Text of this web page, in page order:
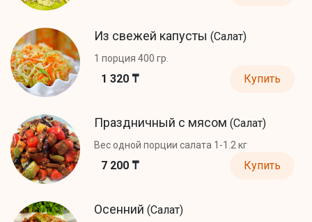
Из свежей капусты (Салат)
1 порция 400 гр.
1 320 ₸ Купить
Праздничный с мясом (Салат)
Вес одной порции салата 1-1.2 кг
7 200 ₸ Купить
Осенний (Салат)